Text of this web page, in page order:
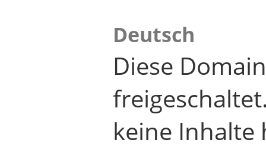
Deutsch
Diese
keine Inhalte